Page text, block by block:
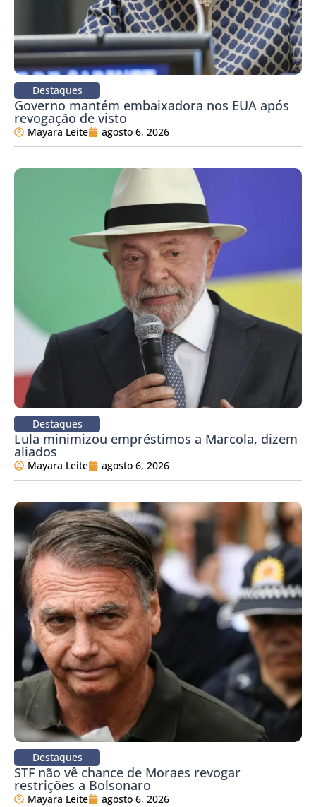
Destaques
Governo mantém embaixadora nos EUA após
revogação de visto
Mayara Leite agosto 6, 2026
Destaques
Lula minimizou empréstimos a Marcola, dizem
aliados
Mayara Leite agosto 6, 2026
Destaques
STF não vê chance de Moraes revogar
restrições a Bolsonaro
Mayara Leite agosto 6, 2026